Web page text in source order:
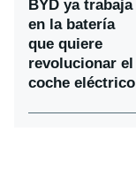
BYD ya trabaja
en la batería
que quiere
revolucionar el
coche eléctrico